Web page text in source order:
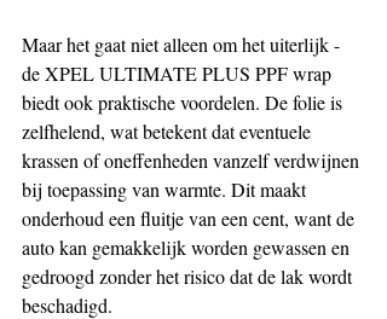
Maar het gaat niet alleen om het uiterlijk -
de XPEL ULTIMATE PLUS PPF wrap
biedt ook praktische voordelen. De folie is
zelfhelend, wat betekent dat eventuele
krassen of oneffenheden vanzelf verdwijnen
bij toepassing van warmte. Dit maakt
onderhoud een fluitje van een cent, want de
auto kan gemakkelijk worden gewassen en
gedroogd zonder het risico dat de lak wordt
beschadigd.